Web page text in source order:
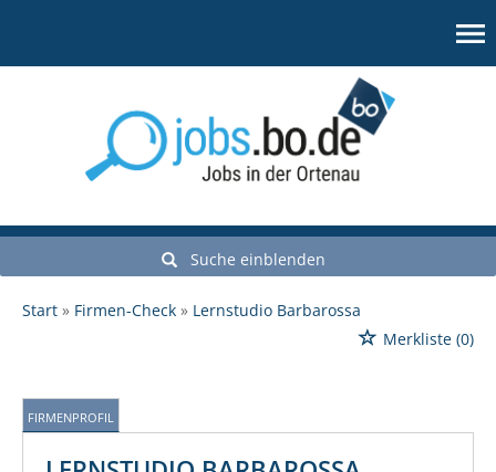
Suche einblenden
Start Firmen-Check
Lernstudio Barbarossa
Merkliste (0)
FIRMENPROFIL